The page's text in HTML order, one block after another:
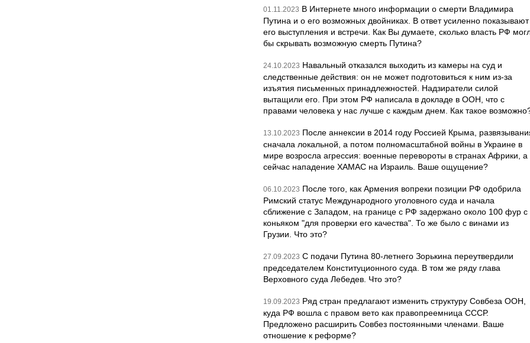
01.11.2023 В Интернете много информации о смерти Владимира
Путина и о его возможных двойниках. В ответ усиленно показывают
его выступления и встречи. Как Вы думаете, сколько власть РФ
бы скрывать возможную смерть Путина?
24.10.2023 Навальный отказался выходить из камеры на суд и
следственные действия: он не может подготовиться к ним из-за
изъятия письменных принадлежностей. Надзиратели силой
вытащили его. При этом РФ написала в докладе в ООН, что с
правами человека у нас лучше с каждым днем. Как такое
13.10.2023 После аннексии в 2014 году Россией Крыма,
сначала локальной, а потом полномасштабной войны в Украине в
мире возросла агрессия: военные перевороты в странах Африки, а
сейчас нападение ХАМАС на Израиль. Ваше ощущение?
06.10.2023 После того, как Армения вопреки позиции РФ одобрила
Римский статус Международного уголовного суда и начала
сближение с Западом, на границе с РФ задержано около 100 фур с
коньяком "для проверки его качества". То же было с винами из
Грузии. Что это?
27.09.2023 С подачи Путина 80-летнего Зорькина переутвердили
председателем Конституционного суда. В том же ряду глава
Верховного суда Лебедев. Что это?
19.09.2023 Ряд стран предлагают изменить структуру Совбеза ООН,
куда РФ вошла с правом вето как правопреемница СССР.
Предложено расширить Совбез постоянными членами. Ваше
отношение к реформе?